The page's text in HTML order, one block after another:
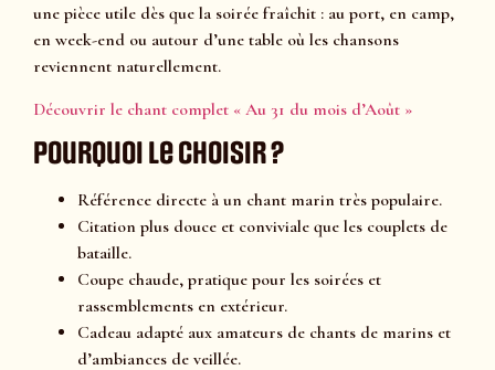
une pièce utile dès que la soirée fraîchit : au port, en camp,
en week-end ou autour d’une table où les chansons
reviennent naturellement.
Découvrir le chant complet « Au 31 du mois d’Août »
Pourquoi le choisir ?
Référence directe à un chant marin très populaire.
Citation plus douce et conviviale que les couplets de
bataille.
Coupe chaude, pratique pour les soirées et
rassemblements en extérieur.
Cadeau adapté aux amateurs de chants de marins et
d’ambiances de veillée.